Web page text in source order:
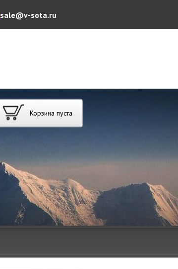
Корзина пуста
sale@v-sota.ru